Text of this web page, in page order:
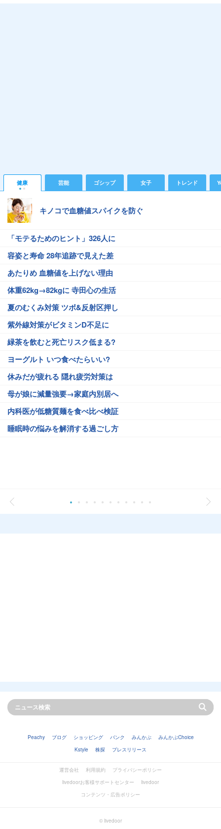
健康 芸能 ゴシップ 女子 トレンド
キノコで血糖値スパイクを防ぐ
「モテるためのヒント」326人に
容姿と寿命 28年追跡で見えた差
あたりめ 血糖値を上げない理由
体重62kg→82kgに 寺田心の生活
夏のむくみ対策 ツボ&反射区押し
紫外線対策がビタミンD不足に
緑茶を飲むと死亡リスク低まる?
ヨーグルト いつ食べたらいい?
休みだが疲れる 隠れ疲労対策は
母が娘に減量強要→家庭内別居へ
内科医が低糖質麺を食べ比べ検証
睡眠時の悩みを解消する過ごし方
Peachy ブログ ショッピング バンク みんかぶ
みんかぶChoice
Kstyle
株探 プレスリリース
運営会社 利用規約
プライバシーポリシー
livedoorお客様サポートセンター
livedoor
コンテンツ・広告ポリシー
© livedoor